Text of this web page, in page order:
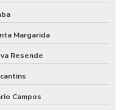
Margarida
Resende
Campos